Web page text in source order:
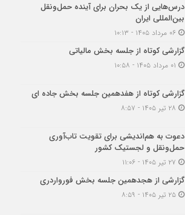
درس‌هایی از یک بحران برای آینده حمل‌ونقل
بین‌المللی ایران
گزارشی کوتاه از جلسه بخش مالیاتی
گزارشی کوتاه از هفدهمین جلسه بخش جاده ای
دعوت به هم‌اندیشی برای تقویت تاب‌آوری
حمل‌ونقل و لجستیک کشور
گزارشی از هجدهمین جلسه بخش فورواردری
۲۵ تیر ۱۴۰۵ - ۸:۵۹